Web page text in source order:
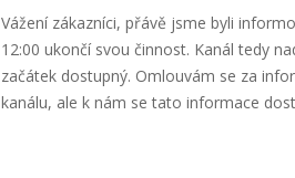
Vážení zákazníci, přávě jsme byli
12:00 ukončí svou činnost. Kanál tedy
začátek dostupný. Omlouvám se za
kanálu, ale k nám se tato informace